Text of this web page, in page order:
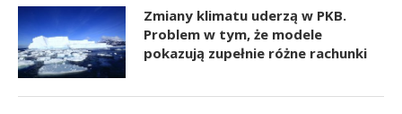
Zmiany klimatu uderzą w PKB.
Problem w tym, że modele
pokazują zupełnie różne rachunki